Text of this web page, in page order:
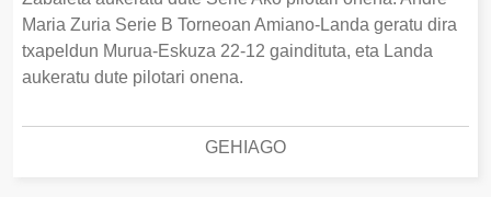
Maria Zuria Serie B Torneoan Amiano-Landa geratu dira
txapeldun Murua-Eskuza 22-12 gaindituta, eta Landa
aukeratu dute pilotari onena.
GEHIAGO